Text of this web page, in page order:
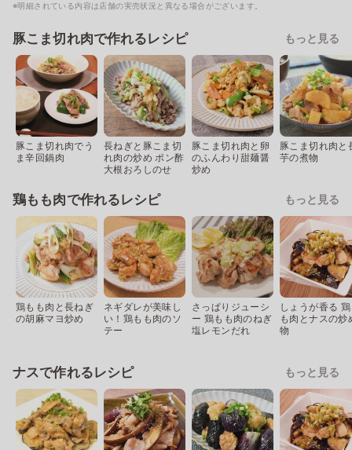
※明細されている内容は店舗の実売状況と異なる場合がございます。
豚こま切れ肉で作れるレシピ もっと見る
豚こま切れ肉でう
ま辛回鍋肉
長ねぎと豚こま切
れ肉の炒め ポン酢
大根おろしのせ
豚こま切れ肉と卵
のふんわり甜麺醤
炒め
豚こま切れ肉と
芋の煮物
鶏もも肉で作れるレシピ もっと見る
鶏もも肉と長ねぎ
の胡麻マヨ炒め
ネギダレが美味し
い！鶏もも肉のソ
テー
さっぱりジューシ
ー 鶏もも肉のねぎ
塩レモンだれ
しょうが香る
も肉とナスの炒
物
ナスで作れるレシピ もっと見る